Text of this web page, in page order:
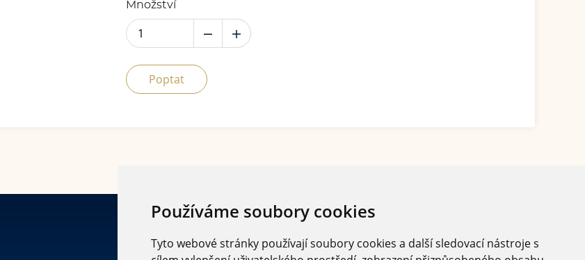
Používáme soubory cookies
Tyto webové stránky používají soubory cookies a další sledovací nástroje s
Množství
Poptat